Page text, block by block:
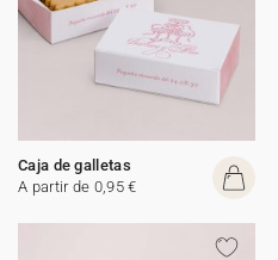
Caja de galletas
A partir de 0,95 €